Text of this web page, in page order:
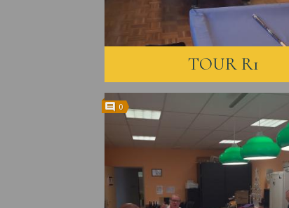
TOUR R1
0